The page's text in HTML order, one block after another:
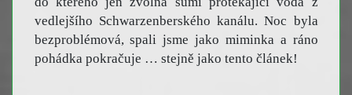
vedlejšího Schwarzenberského kanálu. Noc byla
bezproblémová, spali jsme jako miminka a ráno
pohádka pokračuje … stejně jako tento článek!